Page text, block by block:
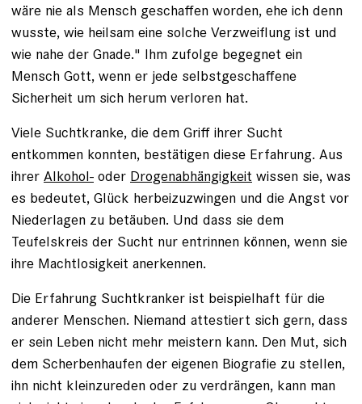
wäre nie als Mensch geschaffen worden, ehe ich denn
wusste, wie heilsam eine solche Verzweiflung ist und
wie nahe der Gnade." Ihm zufolge begegnet ein
Mensch Gott, wenn er jede selbstgeschaffene
Sicherheit um sich ­herum verloren hat.
Viele Suchtkranke, die dem Griff ihrer Sucht
entkommen konnten, bestätigen ­diese Erfahrung. Aus
ihrer Alkohol- oder Drogenabhängigkeit wissen sie, was
es bedeutet, Glück herbeizuzwingen und die Angst vor
Niederlagen zu betäuben. Und dass sie dem
Teufelskreis der Sucht nur entrinnen können, wenn sie
ihre Macht­losigkeit anerkennen.
Die Erfahrung Suchtkranker ist beispielhaft für die
anderer Menschen. Niemand attestiert sich gern, dass
er sein ­Leben nicht mehr meistern kann. Den Mut, sich
dem Scherbenhaufen der eigenen Biografie zu stellen,
ihn nicht kleinzureden oder zu verdrängen, kann man